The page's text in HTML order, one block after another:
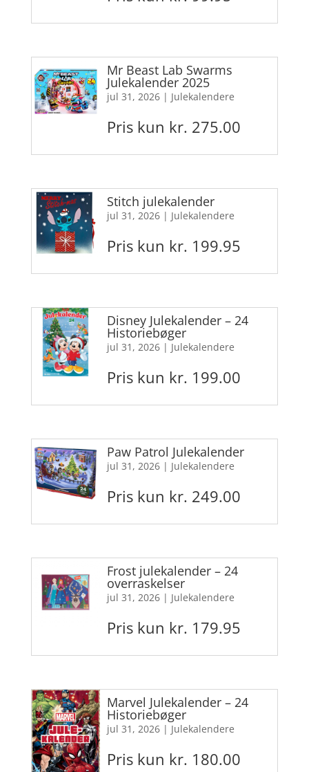
Mr Beast Lab Swarms
Julekalender 2025
jul 31, 2026| Julekalendere
Pris kun kr. 275.00
Stitch julekalender
jul 31, 2026| Julekalendere
Pris kun kr. 199.95
Disney Julekalender – 24
Historiebøger
jul 31, 2026| Julekalendere
Pris kun kr. 199.00
Paw Patrol Julekalender
jul 31, 2026| Julekalendere
Pris kun kr. 249.00
Frost julekalender – 24
overraskelser
jul 31, 2026| Julekalendere
Pris kun kr. 179.95
Marvel Julekalender – 24
Historiebøger
jul 31, 2026| Julekalendere
Pris kun kr. 180.00